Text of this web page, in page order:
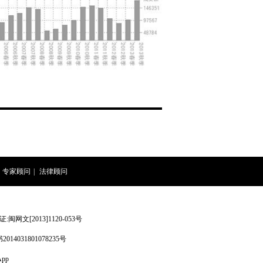
专家顾问 法律顾问
:闽网文[2013]1120-053号
号